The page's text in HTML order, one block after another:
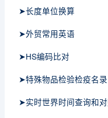
➤长度单位换算
➤外贸常用英语
➤HS编码比对
➤特殊物品检验检疫名录
➤实时世界时间查询和